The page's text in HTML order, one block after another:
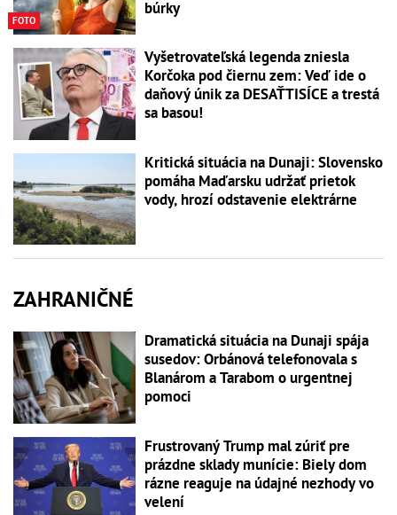
FOTO
búrky
Vyšetrovateľská legenda zniesla
Korčoka pod čiernu zem: Veď ide o
daňový únik za DESAŤTISÍCE a trestá
sa basou!
Kritická situácia na Dunaji: Slovensko
pomáha Maďarsku udržať prietok
vody, hrozí odstavenie elektrárne
ZAHRANIČNÉ
Dramatická situácia na Dunaji spája
susedov: Orbánová telefonovala s
Blanárom a Tarabom o urgentnej
pomoci
Frustrovaný Trump mal zúriť pre
prázdne sklady munície: Biely dom
rázne reaguje na údajné nezhody vo
velení